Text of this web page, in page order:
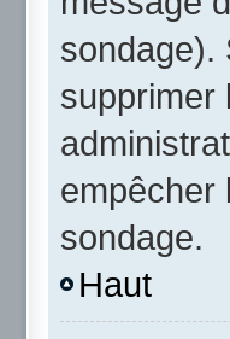
sondage).
supprimer
empêcher
sondage.
Haut